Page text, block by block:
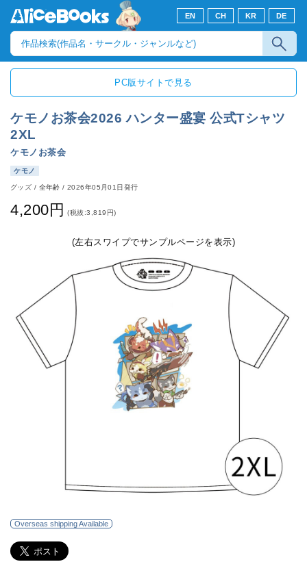
EN CH KR DE
PC版サイトで見る
ケモノお茶会2026 ハンター盛宴 公式Tシャツ
2XL
ケモノお茶会
ケモノ
グッズ / 全年齢/2026年05月01日発行
4,200円 (税抜:3,819円)
(左右スワイプでサンプルページを表示)
Overseas shipping Available